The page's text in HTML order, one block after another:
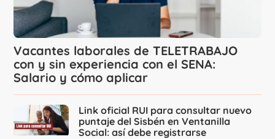
Vacantes laborales de TELETRABAJO
con y sin experiencia con el SENA:
Salario y cómo aplicar
Link oficial RUI para consultar nuevo
puntaje del Sisbén en Ventanilla
Social: así debe registrarse